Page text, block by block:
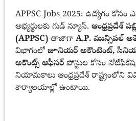
APPSC Jobs 2025: ఉద్యోగం కోసం
అభ్యర్థులకు గుడ్ న్యూస్. ఆంధ్రప్రదేశ్
(APPSC) తాజాగాA.P. మున్సిపల్
విభాగంలో జూనియర్ అకౌంటెంట్,
అకౌంట్స్ ఆఫీసర్ పోస్టుల కోసం
నియామకాలు ఆంధ్రప్రదేశ్ రాష్ట్రంలోని
కార్యాలయాల్లో ఉంటాయి.